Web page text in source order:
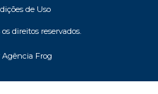
de Uso
direitos reservados.
Frog